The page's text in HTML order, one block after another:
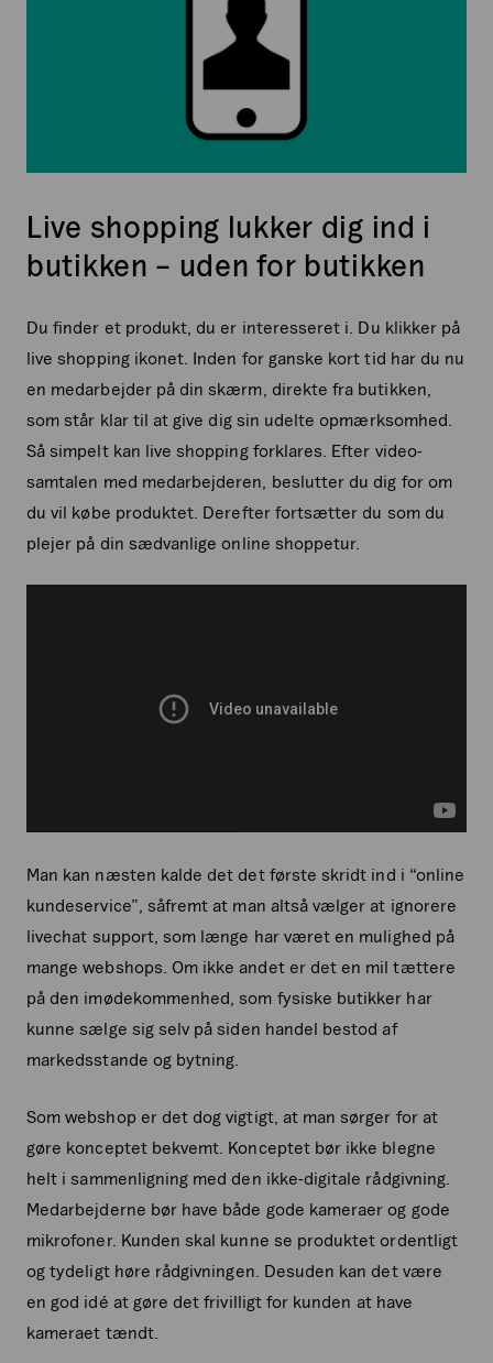
Live shopping lukker dig ind i
butikken – uden for butikken
Du finder et produkt, du er interesseret i. Du klikker på
live shopping ikonet. Inden for ganske kort tid har du nu
en medarbejder på din skærm, direkte fra butikken,
som står klar til at give dig sin udelte opmærksomhed.
Så simpelt kan live shopping forklares. Efter video-
samtalen med medarbejderen, beslutter du dig for om
du vil købe produktet. Derefter fortsætter du som du
plejer på din sædvanlige online shoppetur.
Man kan næsten kalde det det første skridt ind i “online
kundeservice”, såfremt at man altså vælger at ignorere
livechat support, som længe har været en mulighed på
mange webshops. Om ikke andet er det en mil tættere
på den imødekommenhed, som fysiske butikker har
kunne sælge sig selv på siden handel bestod af
markedsstande og bytning.
Som webshop er det dog vigtigt, at man sørger for at
gøre konceptet bekvemt. Konceptet bør ikke blegne
helt i sammenligning med den ikke-digitale rådgivning.
Medarbejderne bør have både gode kameraer og gode
mikrofoner. Kunden skal kunne se produktet ordentligt
og tydeligt høre rådgivningen. Desuden kan det være
en god idé at gøre det frivilligt for kunden at have
kameraet tændt.